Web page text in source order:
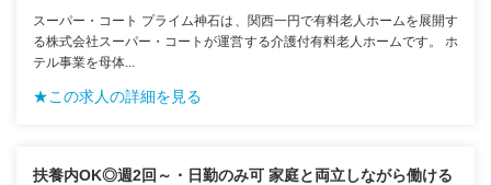
スーパー・コート プライム神石は、関西一円で有料老人ホームを展開す
る株式会社スーパー・コートが運営する介護付有料老人ホームです。 ホ
テル事業を母体...
★この求人の詳細を見る
扶養内OK◎週2回～・日勤のみ可 家庭と両立しながら働ける